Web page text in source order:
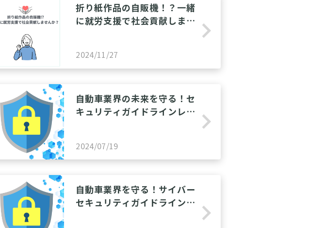
折り紙作品の自販機！？一緒
に就労支援で社会貢献しませ
2024/11/27
navigate_next
自動車業界の未来を守る！セ
キュリティガイドラインレベ
2024/07/19
navigate_next
自動車業界を守る！サイバー
セキュリティガイドライン概navigate_next